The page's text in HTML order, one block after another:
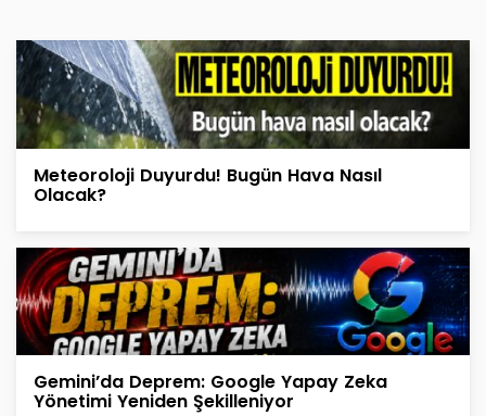
Meteoroloji Duyurdu! Bugün Hava Nasıl
Olacak?
Gemini’da Deprem: Google Yapay Zeka
Yönetimi Yeniden Şekilleniyor